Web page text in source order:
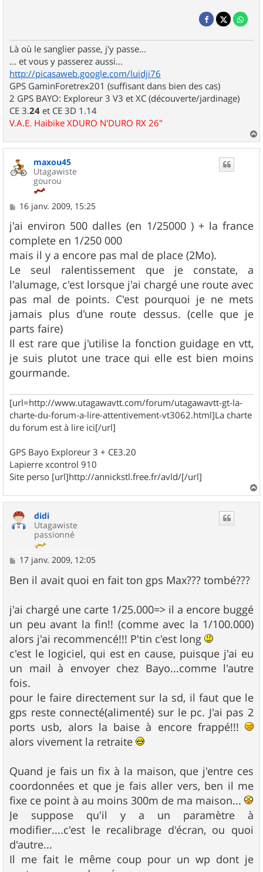
Là où le sanglier passe, j'y passe...
... et vous y passerez aussi...
http://picasaweb.google.com/luidji76
GPS GaminForetrex201 (suffisant dans bien des cas)
2 GPS BAYO: Exploreur 3 V3 et XC (découverte/jardinage)
CE 3.24 et CE 3D 1.14
V.A.E. Haibike XDURO N'DURO RX 26"
a
u
maxou45
Utagawiste
gourou
M
s
s
a
g
e
16 janv. 2009, 15:25
j'ai environ 500 dalles (en 1/25000 ) + la france
complete en 1/250 000
mais il y a encore pas mal de place (2Mo).
Le seul ralentissement que je constate, a
l'alumage, c'est lorsque j'ai chargé une route avec
pas mal de points. C'est pourquoi je ne mets
jamais plus d'une route dessus. (celle que je
parts faire)
Il est rare que j'utilise la fonction guidage en vtt,
je suis plutot une trace qui elle est bien moins
gourmande.
[url=http://www.utagawavtt.com/forum/utagawavtt-gt-la-
charte-du-forum-a-lire-attentivement-vt3062.html]La charte
du forum est à lire ici[/url]
GPS Bayo Exploreur 3 + CE3.20
Lapierre xcontrol 910
Site perso [url]http://annickstl.free.fr/avld/[/url]
a
didi
Utagawiste
passionné
M
s
s
g
e
17 janv. 2009, 12:05
Ben il avait quoi en fait ton gps Max??? tombé???
j'ai chargé une carte 1/25.000=> il a encore buggé
un peu avant la fin!! (comme avec la 1/100.000)
alors j'ai recommencé!!! P'tin c'est long
c'est le logiciel, qui est en cause, puisque j'ai eu
un mail à envoyer chez Bayo...comme l'autre
fois.
pour le faire directement sur la sd, il faut que le
gps reste connecté(alimenté) sur le pc. J'ai pas 2
ports usb, alors la baise à encore frappé!!!
alors vivement la retraite
Quand je fais un fix à la maison, que j'entre ces
coordonnées et que je fais aller vers, ben il me
fixe ce point à au moins 300m de ma maison...
Je suppose qu'il y a un paramètre à
modifier....c'est le recalibrage d'écran, ou quoi
d'autre...
Il me fait le même coup pour un wp dont je